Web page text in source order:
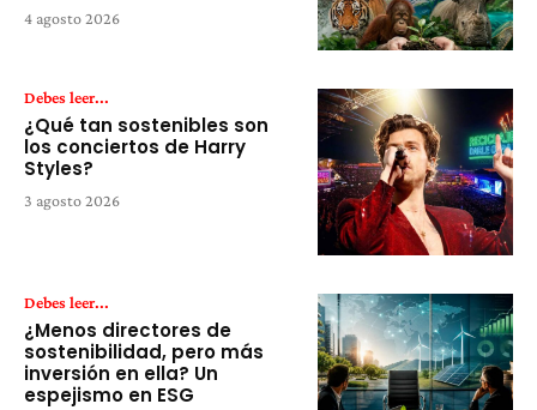
4 agosto 2026
Debes leer...
¿Qué tan sostenibles son
los conciertos de Harry
Styles?
3 agosto 2026
Debes leer...
¿Menos directores de
sostenibilidad, pero más
inversión en ella? Un
espejismo en ESG